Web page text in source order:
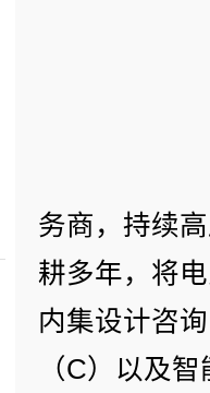
务商，持续
耕多年，将
内集设计咨
（C）以及